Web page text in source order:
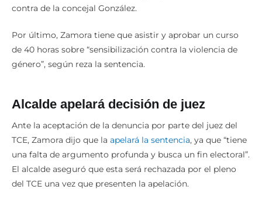
contra de la concejal González.
Por último, Zamora tiene que asistir y aprobar un curso
de 40 horas sobre “sensibilización contra la violencia de
género”, según reza la sentencia.
Alcalde apelará decisión de juez
Ante la aceptación de la denuncia por parte del juez del
TCE, Zamora dijo que la apelará la sentencia, ya que “tiene
una falta de argumento profunda y busca un fin electoral”.
El alcalde aseguró que esta será rechazada por el pleno
del TCE una vez que presenten la apelación.